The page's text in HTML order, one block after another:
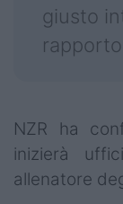
giusto
NZR ha
inizierà
allenatore